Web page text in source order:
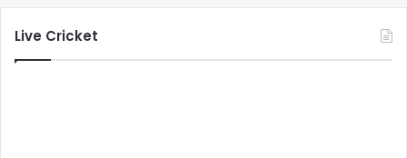
Live Cricket